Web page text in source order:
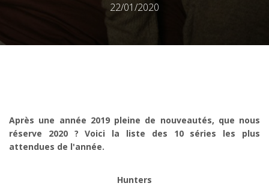
22/01/2020
Après une année 2019 pleine de nouveautés, que nous
réserve 2020 ? Voici la liste des 10 séries les plus
attendues de l'année.
Hunters